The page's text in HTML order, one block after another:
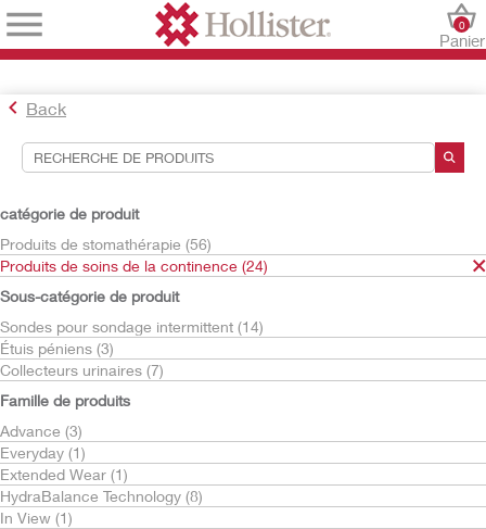
Panier
0
Back
catégorie de produit
Produits de stomathérapie (56)
Produits de soins de la continence (24)
Sous-catégorie de produit
Sondes pour sondage intermittent (14)
Étuis péniens (3)
Collecteurs urinaires (7)
Famille de produits
Advance (3)
Everyday (1)
Extended Wear (1)
HydraBalance Technology (8)
In View (1)
Outils de recherche
Vos sélections:
Produits de soins de la continence
Votre sélection correspond à24résultats
Trier par: